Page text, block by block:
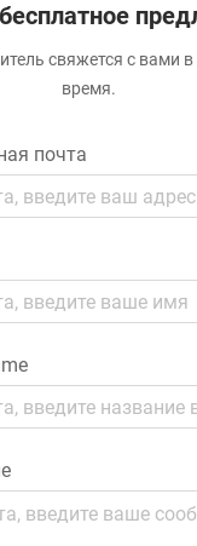
свяжется с вами
время.
почта